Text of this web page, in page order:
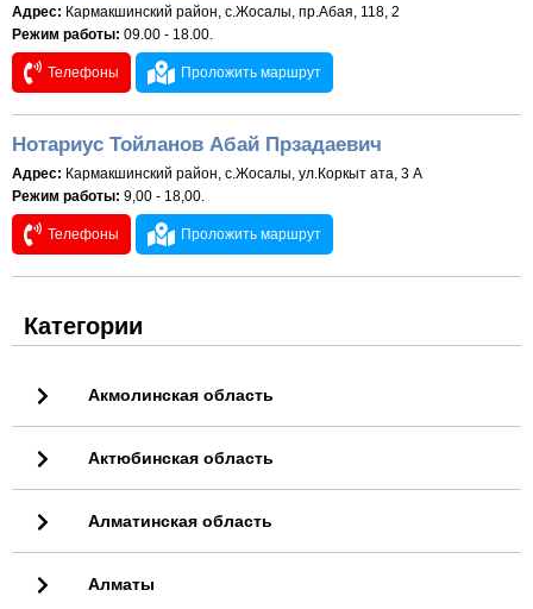
Адрес: Кармакшинский район, с.Жосалы, пр.Абая, 118, 2
Режим работы: 09.00 - 18.00.
Телефоны Проложить маршрут
Нотариус Тойланов Абай Прзадаевич
Адрес: Кармакшинский район, с.Жосалы, ул.Коркыт ата, 3 А
Режим работы: 9,00 - 18,00.
Телефоны Проложить маршрут
Категории
Акмолинская область
Актюбинская область
Алматинская область
Алматы